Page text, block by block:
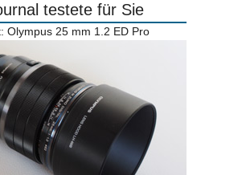
testete für Sie
Olympus 25 mm 1.2 ED Pro